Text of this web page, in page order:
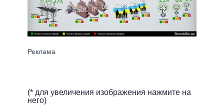
(* для увеличения изображения нажмите на
него)